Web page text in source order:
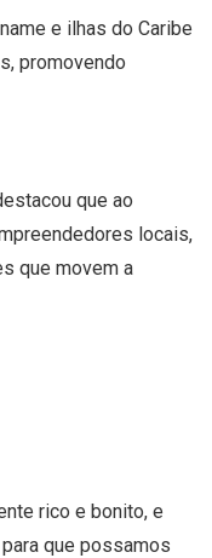
e ilhas do Caribe
promovendo
que ao
locais,
que movem a
rico e bonito, e
que possamos